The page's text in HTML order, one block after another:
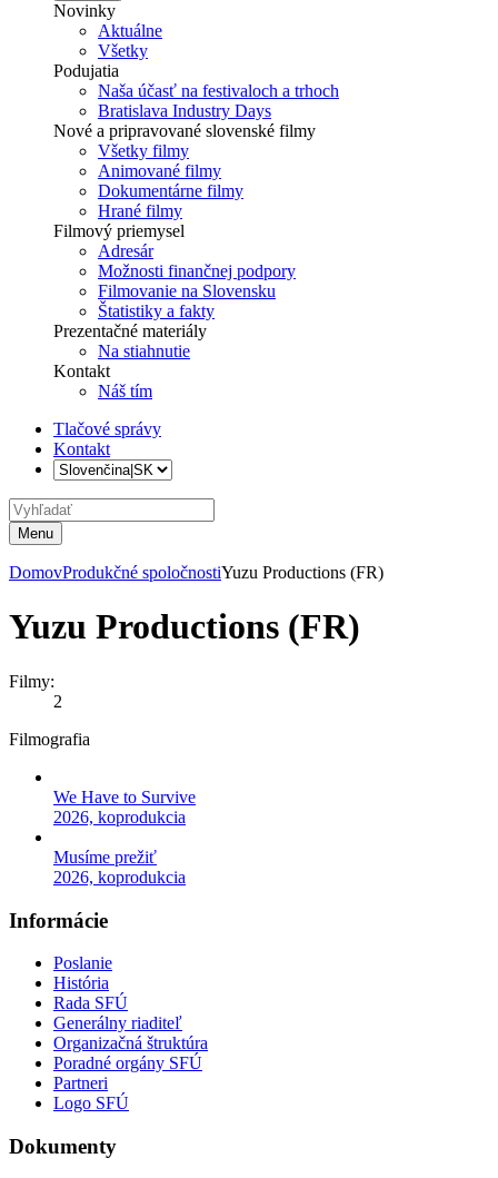
Novinky
Aktuálne
Všetky
Podujatia
Naša účasť na festivaloch a trhoch
Bratislava Industry Days
Nové a pripravované slovenské filmy
Všetky filmy
Animované filmy
Dokumentárne filmy
Hrané filmy
Filmový priemysel
Adresár
Možnosti finančnej podpory
Filmovanie na Slovensku
Štatistiky a fakty
Prezentačné materiály
Na stiahnutie
Kontakt
Náš tím
Tlačové správy
Kontakt
Menu
DomovProdukčné spoločnostiYuzu Productions (FR)
Yuzu Productions (FR)
Filmy:
2
Filmografia
We Have to Survive
2026, koprodukcia
Musíme prežiť
2026, koprodukcia
Informácie
Poslanie
História
Rada SFÚ
Generálny riaditeľ
Organizačná štruktúra
Poradné orgány SFÚ
Partneri
Logo SFÚ
Dokumenty